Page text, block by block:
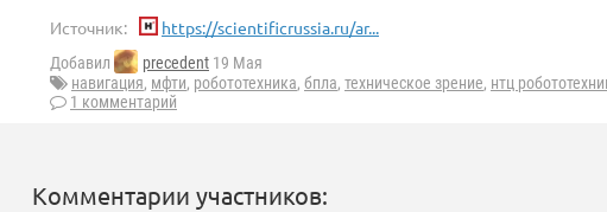
Источник: https://scientificrussia.ru/ar...
Добавил precedent 19 Мая
навигация, мфти, робототехника, бпла, техническое зрение, нтц
1 комментарий
Комментарии участников: